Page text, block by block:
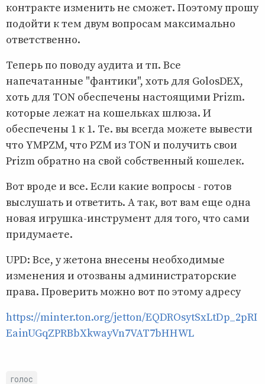
контракте изменить не сможет. Поэтому прошу
подойти к тем двум вопросам максимально
ответственно.
Теперь по поводу аудита и тп. Все
напечатанные "фантики", хоть для GolosDEX,
хоть для TON обеспечены настоящими Prizm.
которые лежат на кошельках шлюза. И
обеспечены 1 к 1. Те. вы всегда можете вывести
что YMPZM, что PZM из TON и получить свои
Prizm обратно на свой собственный кошелек.
Вот вроде и все. Если какие вопросы - готов
выслушать и ответить. А так, вот вам еще одна
новая игрушка-инструмент для того, что сами
придумаете.
UPD: Все, у жетона внесены необходимые
изменения и отозваны администраторские
права. Проверить можно вот по этому адресу
https://minter.ton.org/jetton/EQDROsytSxLtDp_2pRI
EainUGqZPRBbXkwayVn7VAT7bHHWL
голос